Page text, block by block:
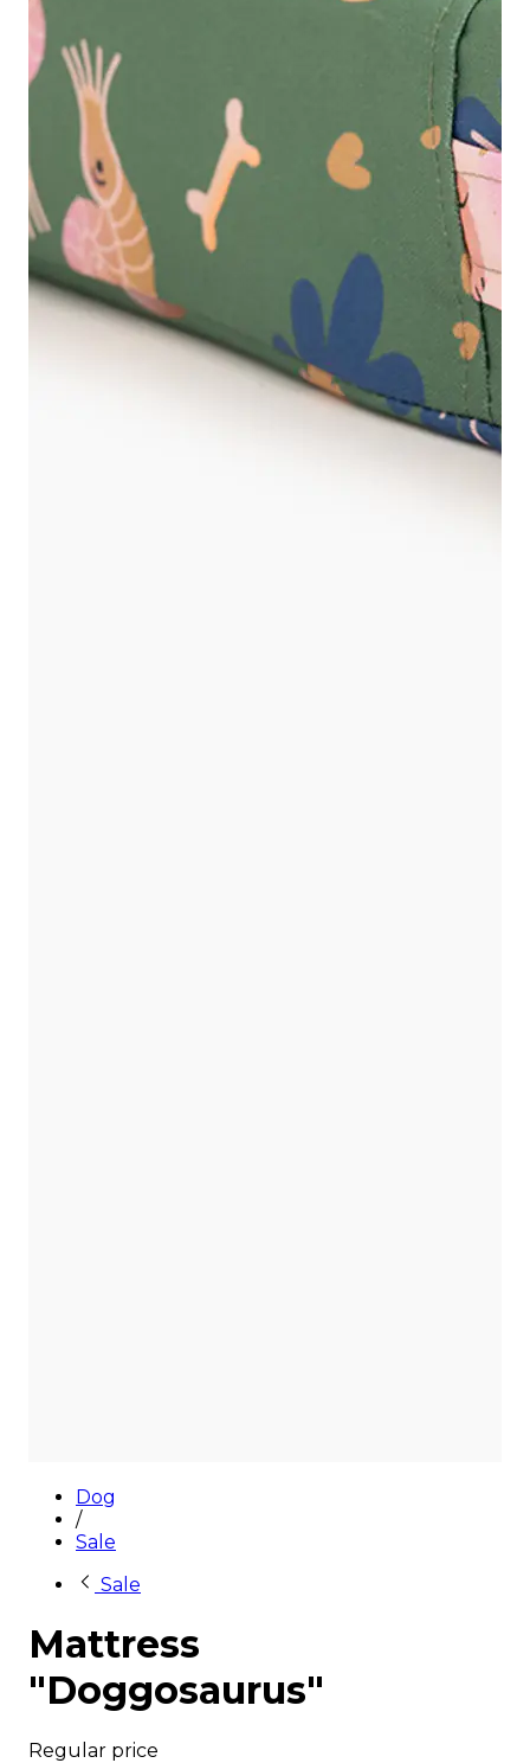
Dog
/
Sale
Sale
Mattress
"Doggosaurus"
Regular price